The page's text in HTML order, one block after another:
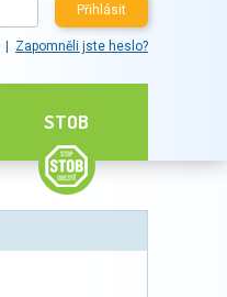
Přihlásit
Zapomněli jste heslo?
STOB